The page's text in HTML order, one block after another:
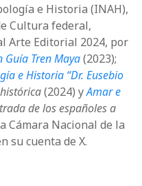
e Historia (INAH),
Cultura federal,
Arte Editorial 2024, por
Guía Tren Maya(2023);
e Historia “Dr. Eusebio
(2024) yAmar e
de los españoles a
Cámara Nacional de la
su cuenta de X.